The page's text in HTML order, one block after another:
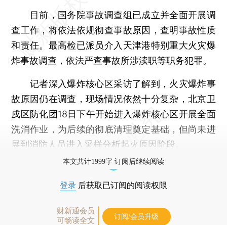
目前，国务院事故调查组已成立并全面开展调
查工作，将依法依规彻查事故原因，查明事故性质
和责任。最高检已派员介入天津港特别重大火灾爆
炸事故调查，依法严查事故所涉渎职等职务犯罪。
记者深入爆炸核心区采访了解到，火灾爆炸事
故原因仍在调查，现场情况依然十分复杂，北京卫
戍区防化团18日下午开始进入爆炸核心区开展全面
洗消作业，为后续的彻底清理奠定基础，但尚未进
展到消防人员进入采样分析起火原因阶段。
本文共计1999字 订阅后继续阅读
登录 后获取已订阅的阅读权限
财新通会员
可畅读全文
订阅/会员升级